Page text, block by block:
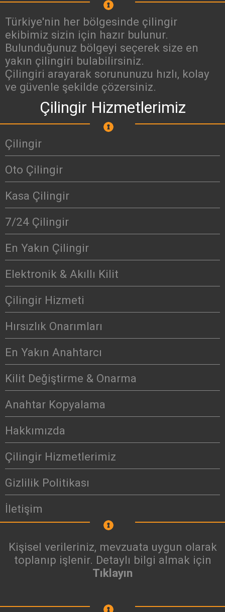
Türkiye'nin her bölgesinde çilingir
ekibimiz sizin için hazır bulunur.
Bulunduğunuz bölgeyi seçerek size en
yakın çilingiri bulabilirsiniz.
Çilingiri arayarak sorununuzu hızlı, kolay
ve güvenle şekilde çözersiniz.
Çilingir Hizmetlerimiz
Çilingir
Oto Çilingir
Kasa Çilingir
7/24 Çilingir
En Yakın Çilingir
Elektronik & Akıllı Kilit
Çilingir Hizmeti
Hırsızlık Onarımları
En Yakın Anahtarcı
Kilit Değiştirme & Onarma
Anahtar Kopyalama
Hakkımızda
Çilingir Hizmetlerimiz
Gizlilik Politikası
İletişim
Kişisel verileriniz, mevzuata uygun olarak
toplanıp işlenir. Detaylı bilgi almak için
Tıklayın